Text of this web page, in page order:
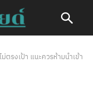
ตรงเป้า แนะควรห้ามนำเข้า